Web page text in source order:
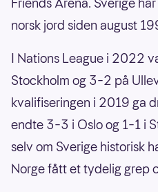
norsk jord siden august
I Nations League i 2022
Stockholm og 3–2 på
kvalifiseringen i 2019 ga
endte 3–3 i Oslo og 1–1 i
selv om Sverige historisk
Norge fått et tydelig grep